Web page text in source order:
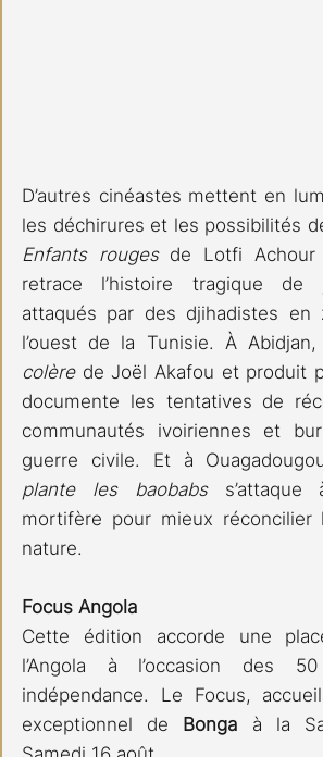
D’autres cinéastes mettent en
les déchirures et les possibilités
Enfants rouges de Lotfi Achour
retrace l’histoire tragique de
attaqués par des djihadistes en
l’ouest de la Tunisie. À Abidjan,
colère de Joël Akafou et produit
documente les tentatives de
communautés ivoiriennes et
guerre civile. Et à
plante les baobabs s’attaque
mortifère pour mieux réconcilier
nature.
Focus Angola
Cette édition accorde une
l’Angola à l’occasion des
indépendance. Le Focus,
exceptionnel de
Bonga à la